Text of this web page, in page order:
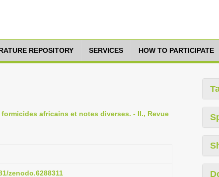
REPOSITORY SERVICES HOW TO PARTICIPATE
africains et notes diverses. - II., Revue
zenodo.6288311